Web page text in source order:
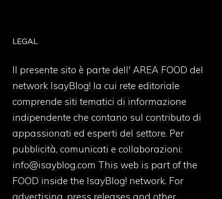
LEGAL
Il presente sito è parte dell' AREA FOOD del
network IsayBlog! la cui rete editoriale
comprende siti tematici di informazione
indipendente che contano sul contributo di
appassionati ed esperti del settore. Per
pubblicità, comunicati e collaborazioni:
info@isayblog.com This web is part of the
FOOD inside the IsayBlog! network. For
advertising, press releases and other